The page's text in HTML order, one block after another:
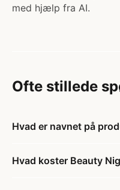
med hjælp fra AI.
Ofte stillede
Hvad er navnet på
Hvad koster Beauty